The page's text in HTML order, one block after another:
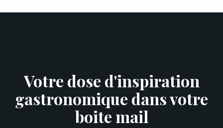
Votre dose d'inspiration
gastronomique dans votre
boite mail